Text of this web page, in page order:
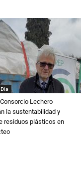
Consorcio Lechero
la sustentabilidad y
residuos plásticos en